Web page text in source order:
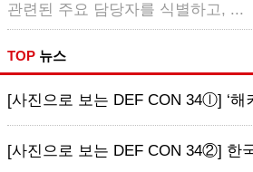
관련된 주요 담당자를 식별하고, ...
TOP 뉴스
[사진으로 보는 DEF CON 34ⓛ] ‘해
[사진으로 보는 DEF CON 34②] 한